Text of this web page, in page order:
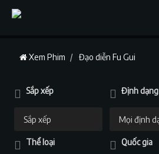
Xem Phim Đạo diễn Fu Gui
Sắp xếp Định dạng
Thể loại Quốc gia